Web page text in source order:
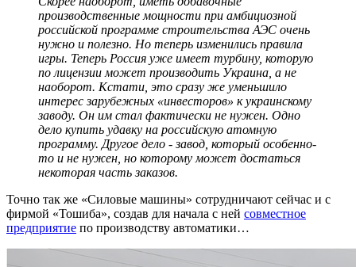
производственные мощности при амбициозной
российской программе строительства АЭС очень
нужно и полезно. Но теперь изменились правила
игры. Теперь Россия уже имеет турбину, которую
по лицензии может производить Украина, а не
наоборот. Кстати, это сразу же уменьшило
интерес зарубежных «инвесторов» к украинскому
заводу. Он им стал фактически не нужен. Одно
дело купить удавку на российскую атомную
программу. Другое дело - завод, который особенно-
то и не нужен, но которому может достаться
некоторая часть заказов.
Точно так же «Силовые машины» сотрудничают сейчас и с
фирмой «Тошиба», создав для начала с ней совместное
предприятие по производству автоматики…